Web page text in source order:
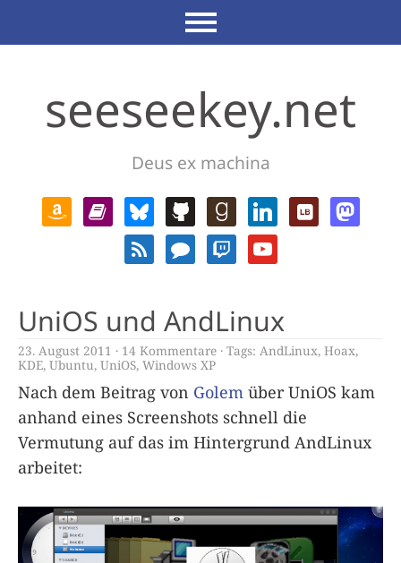
seeseekey.net
Deus ex machina
UniOS und AndLinux
23. August 2011 14 Kommentare Tags: AndLinux, Hoax,
KDE, Ubuntu, UniOS, Windows XP
Nach dem Beitrag von Golem über UniOS kam
anhand eines Screenshots schnell die
Vermutung auf das im Hintergrund AndLinux
arbeitet: